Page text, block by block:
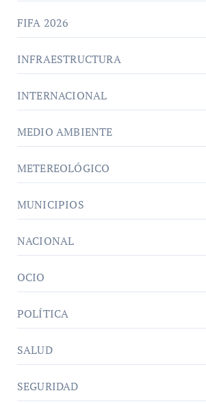
FIFA 2026
INFRAESTRUCTURA
INTERNACIONAL
MEDIO AMBIENTE
METEREOLÓGICO
MUNICIPIOS
NACIONAL
OCIO
POLÍTICA
SALUD
SEGURIDAD